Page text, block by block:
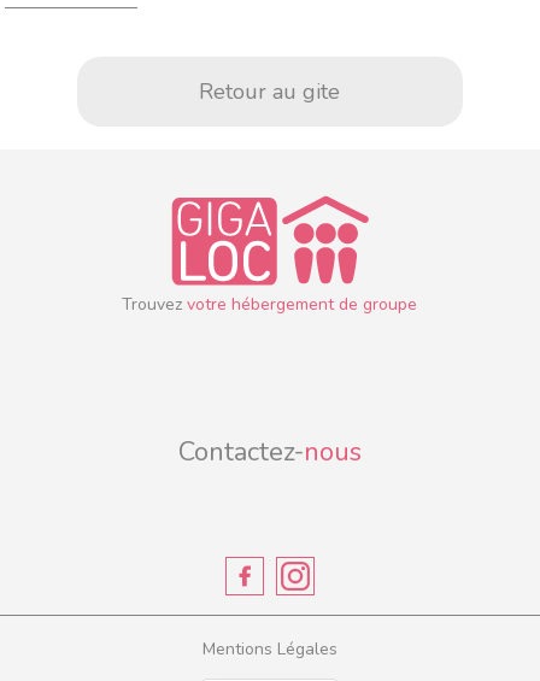
Retour au gite
Trouvez votre hébergement de groupe
Contactez-nous
Mentions Légales